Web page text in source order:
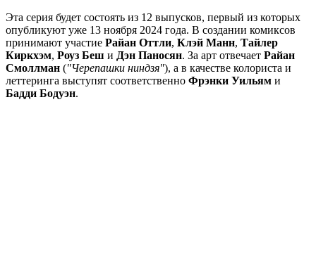
Эта серия будет состоять из 12 выпусков, первый из которых
опубликуют уже 13 ноября 2024 года. В создании комиксов
принимают участие Райан Оттли, Клэй Манн, Тайлер
Киркхэм, Роуз Беш и Дэн Паносян. За арт отвечает Райан
Смоллман ("Черепашки ниндзя"), а в качестве колориста и
леттеринга выступят соответственно Фрэнки Уильям и
Бадди Бодуэн.